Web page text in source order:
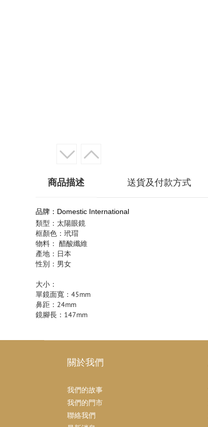
商品描述 送貨及付款方式
品牌：Domestic International
類型：太陽眼鏡
框顏色：玳瑁
物料： 醋酸纖維
產地：日本
性別：男女
大小：
單鏡面寬：45mm
鼻距：24mm
鏡腳長：147mm
關於我們
我們的故事
我們的門市
聯絡我們